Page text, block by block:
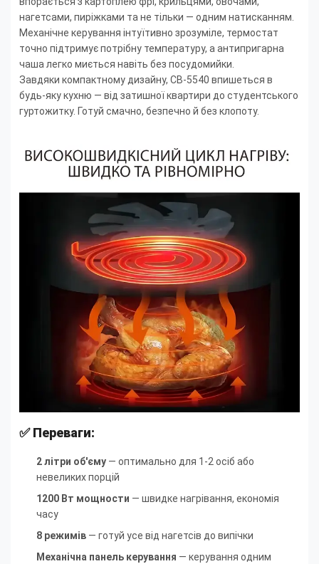
нагетсами, пиріжками та не тільки — одним натисканням.
Механічне керування інтуїтивно зрозуміле, термостат
точно підтримує потрібну температуру, а антипригарна
чаша легко миється навіть без посудомийки.
Завдяки компактному дизайну, CB-5540 впишеться в
будь-яку кухню — від затишної квартири до студентського
гуртожитку. Готуй смачно, безпечно й без клопоту.
✅ Переваги:
2 літри об'єму — оптимально для 1-2 осіб або
невеликих порцій
1200 Вт мощности — швидке нагрівання, економія
часу
8 режимів — готуй усе від нагетсів до випічки
Механічна панель керування — керування одним